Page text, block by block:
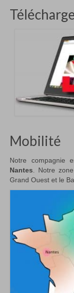
Mobilité
Notre compagnie
Nantes . Notre
Grand Ouest et le